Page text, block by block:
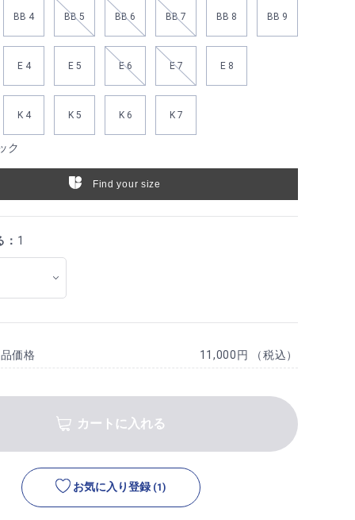
BB 4 BB 5 BB 6 BB 7 BB 8 BB 9
E 4 E 5 E 6 E 7 E 8
K 4 K 5 K 6 K 7
ク
Find your size
1
価格 11,000円 （税込）
カートに入れる
お気に入り登録 (1)